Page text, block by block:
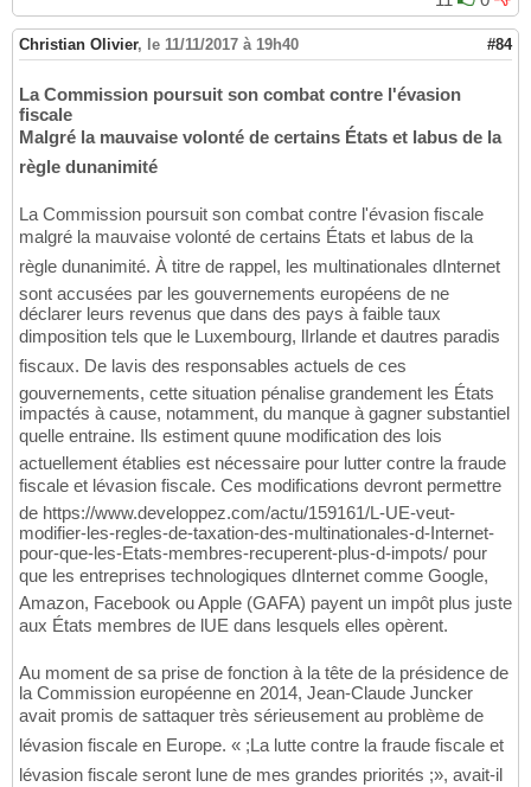
Christian Olivier, le 11/11/2017 à 19h40 #84
La Commission poursuit son combat contre l'évasion
fiscale
Malgré la mauvaise volonté de certains États et labus de la
règle dunanimité
La Commission poursuit son combat contre l'évasion fiscale
malgré la mauvaise volonté de certains États et labus de la
règle dunanimité. À titre de rappel, les multinationales dInternet
sont accusées par les gouvernements européens de ne
déclarer leurs revenus que dans des pays à faible taux
dimposition tels que le Luxembourg, lIrlande et dautres paradis
fiscaux. De lavis des responsables actuels de ces
gouvernements, cette situation pénalise grandement les États
impactés à cause, notamment, du manque à gagner substantiel
quelle entraine. Ils estiment quune modification des lois
actuellement établies est nécessaire pour lutter contre la fraude
fiscale et lévasion fiscale. Ces modifications devront permettre
de https://www.developpez.com/actu/159161/L-UE-veut-
modifier-les-regles-de-taxation-des-multinationales-d-Internet-
pour-que-les-Etats-membres-recuperent-plus-d-impots/ pour
que les entreprises technologiques dInternet comme Google,
Amazon, Facebook ou Apple (GAFA) payent un impôt plus juste
aux États membres de lUE dans lesquels elles opèrent.
Au moment de sa prise de fonction à la tête de la présidence de
la Commission européenne en 2014, Jean-Claude Juncker
avait promis de sattaquer très sérieusement au problème de
lévasion fiscale en Europe. « ;La lutte contre la fraude fiscale et
lévasion fiscale seront lune de mes grandes priorités ;», avait-il